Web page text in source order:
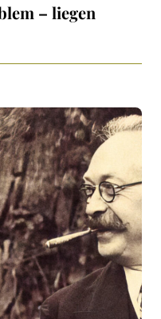
– liegen